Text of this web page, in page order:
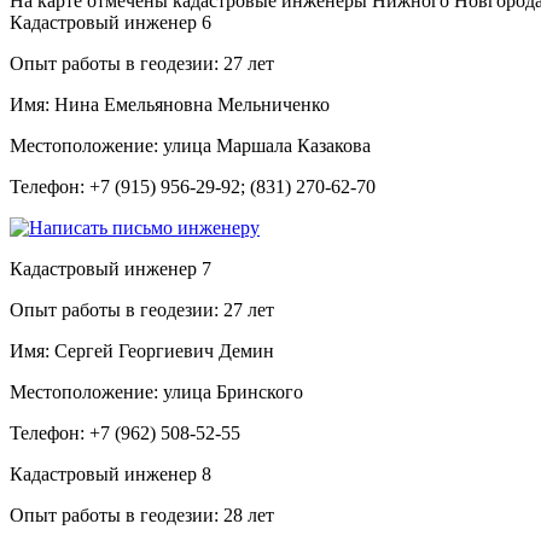
Кадастровый инженер 6
Опыт работы в геодезии: 27 лет
Имя: Нина Емельяновна Мельниченко
Местоположение: улица Маршала Казакова
Телефон: +7 (915) 956-29-92; (831) 270-62-70
Кадастровый инженер 7
Опыт работы в геодезии: 27 лет
Имя: Сергей Георгиевич Демин
Местоположение: улица Бринского
Телефон: +7 (962) 508-52-55
Кадастровый инженер 8
Опыт работы в геодезии: 28 лет